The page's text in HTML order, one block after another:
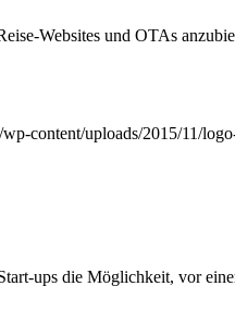
Websites und OTAs
content/uploads/2015/11/
ups die Möglichkeit, vor